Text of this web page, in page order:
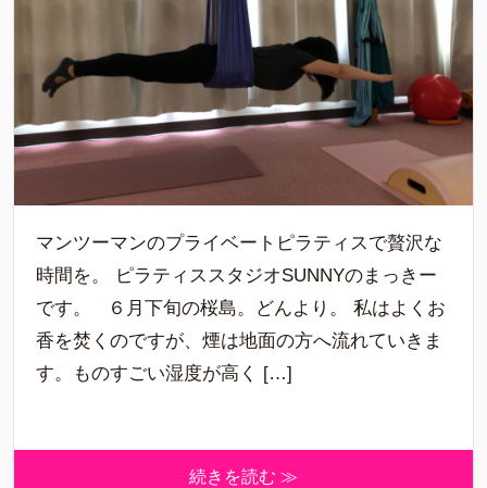
マンツーマンのプライベートピラティスで贅沢な
時間を。 ピラティススタジオSUNNYのまっきー
です。 ６月下旬の桜島。どんより。 私はよくお
香を焚くのですが、煙は地面の方へ流れていきま
す。ものすごい湿度が高く […]
続きを読む ≫